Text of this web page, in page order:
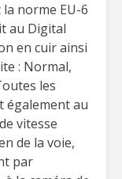
norme EU-6
au Digital
en cuir ainsi
: Normal,
les
également au
vitesse
de la voie,
par